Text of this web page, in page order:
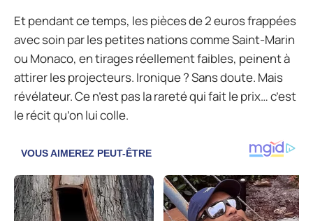
Et pendant ce temps, les pièces de 2 euros frappées
avec soin par les petites nations comme Saint-Marin
ou Monaco, en tirages réellement faibles, peinent à
attirer les projecteurs. Ironique ? Sans doute. Mais
révélateur. Ce n’est pas la rareté qui fait le prix… c’est
le récit qu’on lui colle.